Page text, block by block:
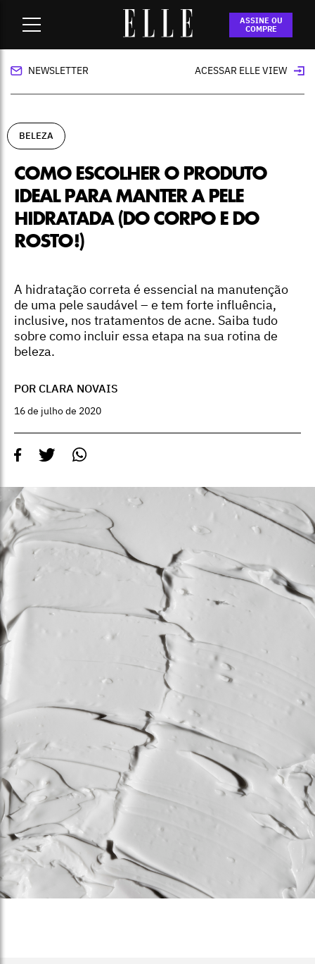
ASSINE OU
COMPRE
Como escolher o produto ideal para manter a
pele hidratada (do corpo e do rosto!)
NEWSLETTER ACESSAR ELLE VIEW
BELEZA
COMO ESCOLHER O PRODUTO
IDEAL PARA MANTER A PELE
HIDRATADA (DO CORPO E DO
ROSTO!)
A hidratação correta é essencial na manutenção
de uma pele saudável – e tem forte influência,
inclusive, nos tratamentos de acne. Saiba tudo
sobre como incluir essa etapa na sua rotina de
beleza.
POR CLARA NOVAIS
16 de julho de 2020